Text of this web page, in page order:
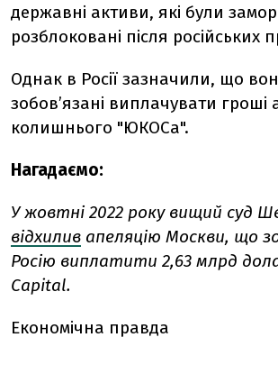
державні активи, які були
розблоковані після російських
Однак в Росії зазначили, що
зобовʼязані виплачувати гроші
колишнього "ЮКОСа".
Нагадаємо:
У жовтні 2022 року вищий суд
відхилив апеляцію Москви, що
Росію виплатити 2,63 млрд
Capital.
Економічна правда